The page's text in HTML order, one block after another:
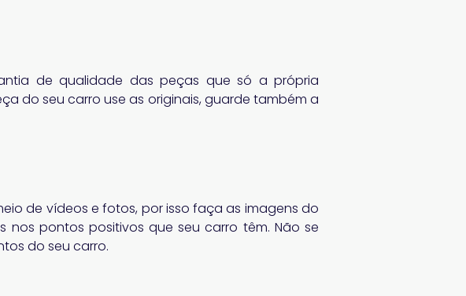
de qualidade das peças que só a própria
do seu carro use as originais, guarde também a
de vídeos e fotos, por isso faça as imagens do
pontos positivos que seu carro têm. Não se
do seu carro.